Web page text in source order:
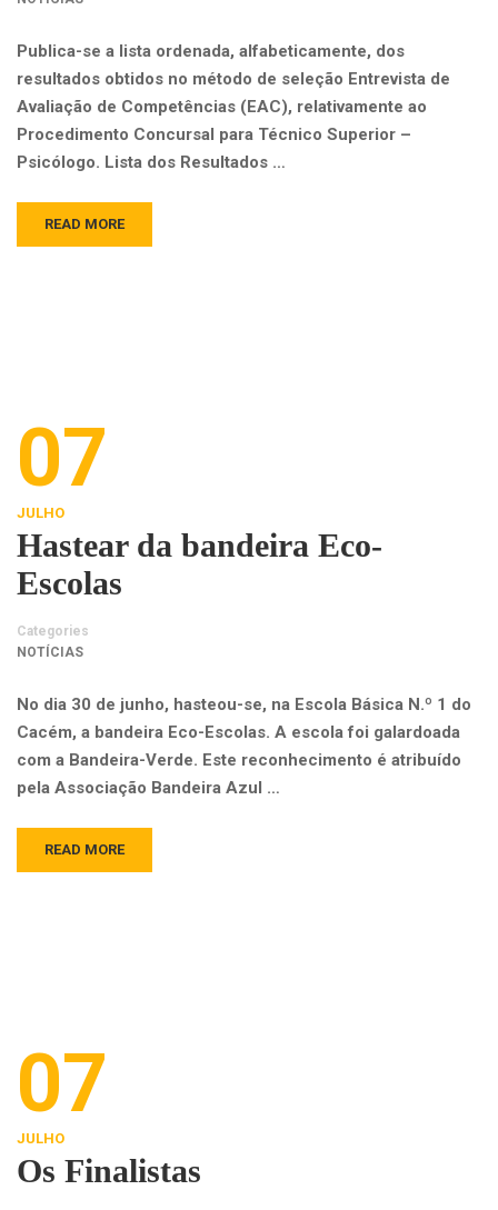
Publica-se a lista ordenada, alfabeticamente, dos
resultados obtidos no método de seleção Entrevista de
Avaliação de Competências (EAC), relativamente ao
Procedimento Concursal para Técnico Superior –
Psicólogo. Lista dos Resultados …
READ MORE
07
JULHO
Hastear da bandeira Eco-
Escolas
Categories
NOTÍCIAS
No dia 30 de junho, hasteou-se, na Escola Básica N.º 1 do
Cacém, a bandeira Eco-Escolas. A escola foi galardoada
com a Bandeira-Verde. Este reconhecimento é atribuído
pela Associação Bandeira Azul …
READ MORE
07
JULHO
Os Finalistas